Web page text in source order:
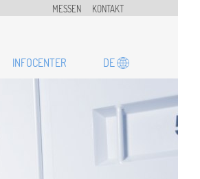
MESSEN KONTAKT
INFOCENTER DE